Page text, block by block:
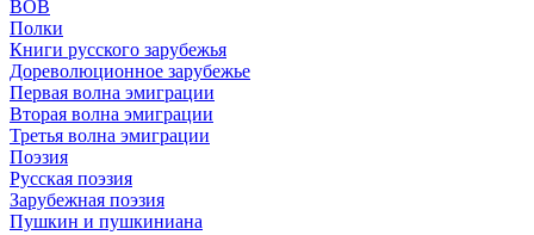
ВОВ
Полки
Книги русского зарубежья
Дореволюционное зарубежье
Первая волна эмиграции
Вторая волна эмиграции
Третья волна эмиграции
Поэзия
Русская поэзия
Зарубежная поэзия
Пушкин и пушкиниана